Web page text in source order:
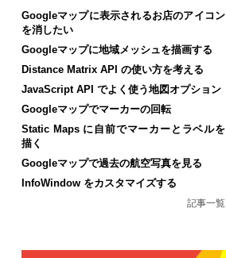
Googleマップに表示されるお店のアイコン
を消したい
Googleマップに地域メッシュを描画する
Distance Matrix API の使い方を考える
JavaScript API でよく使う地図オプション
Googleマップでマーカーの回転
Static Maps に自前でマーカーとラベルを
描く
Googleマップで過去の航空写真を見る
InfoWindow をカスタマイズする
記事一覧